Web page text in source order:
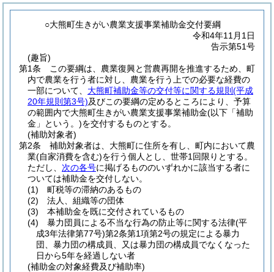
○大熊町生きがい農業支援事業補助金交付要綱
令和4年11月1日
告示第51号
(趣旨)
第1条
この要綱は、農業復興と営農再開を推進するため、町
内で農業を行う者に対し、農業を行う上での必要な経費の
一部について、 大熊町補助金等の交付等に関する規則 (平成
20年規則第3号)及びこの要綱の定めるところにより、予算
の範囲内で大熊町生きがい農業支援事業補助金(以下「補助
金」という。)を交付するものとする。
(補助対象者)
第2条
補助対象者は、大熊町に住所を有し、町内において農
業(自家消費を含む)を行う個人とし、世帯1回限りとする。
ただし、 次の各号に掲げるもののいずれかに該当する者に
ついては補助金を交付しない。
(1)
町税等の滞納のあるもの
(2)
法人、組織等の団体
(3)
本補助金を既に交付されているもの
(4)
暴力団員による不当な行為の防止等に関する法律(平
成3年法律第77号)第2条第1項第2号の規定による暴力
団、暴力団の構成員、又は暴力団の構成員でなくなった
日から5年を経過しない者
(補助金の対象経費及び補助率)